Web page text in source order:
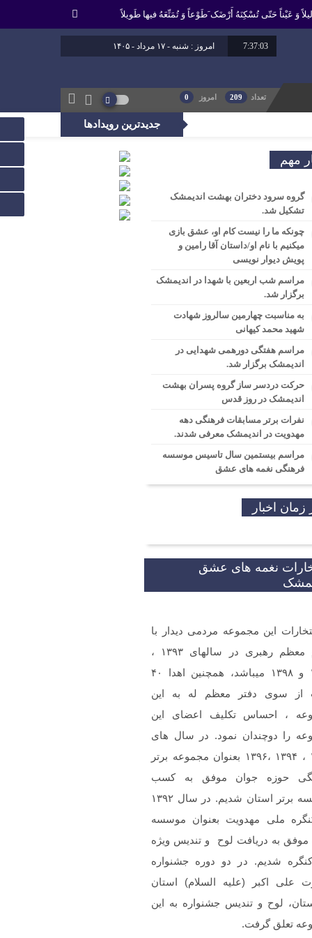
وَ عَیْناً حَتّى تُسْکِنَهُ أَرْضَک َطَوْعاً وَ تُمَتِّعَهُ فیها طَویلاً
7:37:04 امروز : شنبه - ۱۷ مرداد - ۱۴۰۵
تعداد 209 امروز 0
جدیدترین رویدادها
راه عدالت را بپیماید.
مهم
گروه سرود دختران بهشت اندیمشک
تشکیل شد.
چونکه ما را نیست کام او، عشق بازی
میکنیم با نام او/داستان آقا رامین و
پویش دیوار نویسی
مراسم شب اربعین با شهدا در اندیمشک
برگزار شد.
به مناسبت چهارمین سالروز شهادت
شهید محمد کیهانی
مراسم هفتگی دورهمی شهدایی در
اندیمشک برگزار شد.
حرکت دردسر ساز گروه پسران بهشت
اندیمشک در روز قدس
نفرات برتر مسابقات فرهنگی دهه
مهدویت در اندیمشک معرفی شدند.
مراسم بیستمین سال تاسیس موسسه
فرهنگی نغمه های عشق
زمان اخبار
نغمه های عشق
این مجموعه مردمی دیدار با
مقام معظم رهبری در سالهای ۱۳۹۳ ،
۱۳۹۷ و ۱۳۹۸ میباشد، همچنین اهدا ۴۰
از سوی دفتر معظم له به این
، احساس تکلیف اعضای این
را دوچندان نمود. در سال های
۱۳۹۲ ، ۱۳۹۴ ،۱۳۹۶ بعنوان مجموعه برتر
حوزه جوان موفق به کسب
موسسه برتر استان شدیم. در سال ۱۳۹۲
ملی مهدویت بعنوان موسسه
موفق به دریافت لوح و تندیس ویژه
شدیم. در دو دوره جشنواره
علی اکبر (علیه السلام) استان
لوح و تندیس جشنواره به این
تعلق گرفت.